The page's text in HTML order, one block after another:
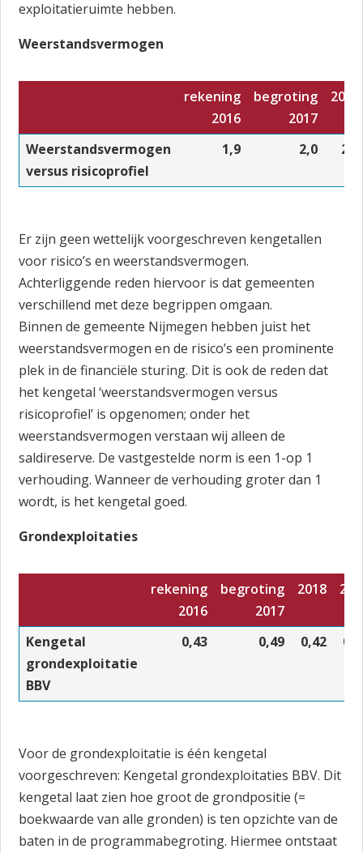
exploitatieruimte hebben.
Weerstandsvermogen
rekening
2016
begroting
2017
2018
Weerstandsvermogen
versus risicoprofiel
1,9 2,0 2,1
Er zijn geen wettelijk voorgeschreven kengetallen
voor risico’s en weerstandsvermogen.
Achterliggende reden hiervoor is dat gemeenten
verschillend met deze begrippen omgaan.
Binnen de gemeente Nijmegen hebben juist het
weerstandsvermogen en de risico’s een prominente
plek in de financiële sturing. Dit is ook de reden dat
het kengetal ‘weerstandsvermogen versus
risicoprofiel’ is opgenomen; onder het
weerstandsvermogen verstaan wij alleen de
saldireserve. De vastgestelde norm is een 1-op 1
verhouding. Wanneer de verhouding groter dan 1
wordt, is het kengetal goed.
Grondexploitaties
rekening
2016
begroting
2017
2018
Kengetal
grondexploitatie
BBV
0,43 0,49 0,42
Voor de grondexploitatie is één kengetal
voorgeschreven: Kengetal grondexploitaties BBV. Dit
kengetal laat zien hoe groot de grondpositie (=
boekwaarde van alle gronden) is ten opzichte van de
baten in de programmabegroting. Hiermee ontstaat